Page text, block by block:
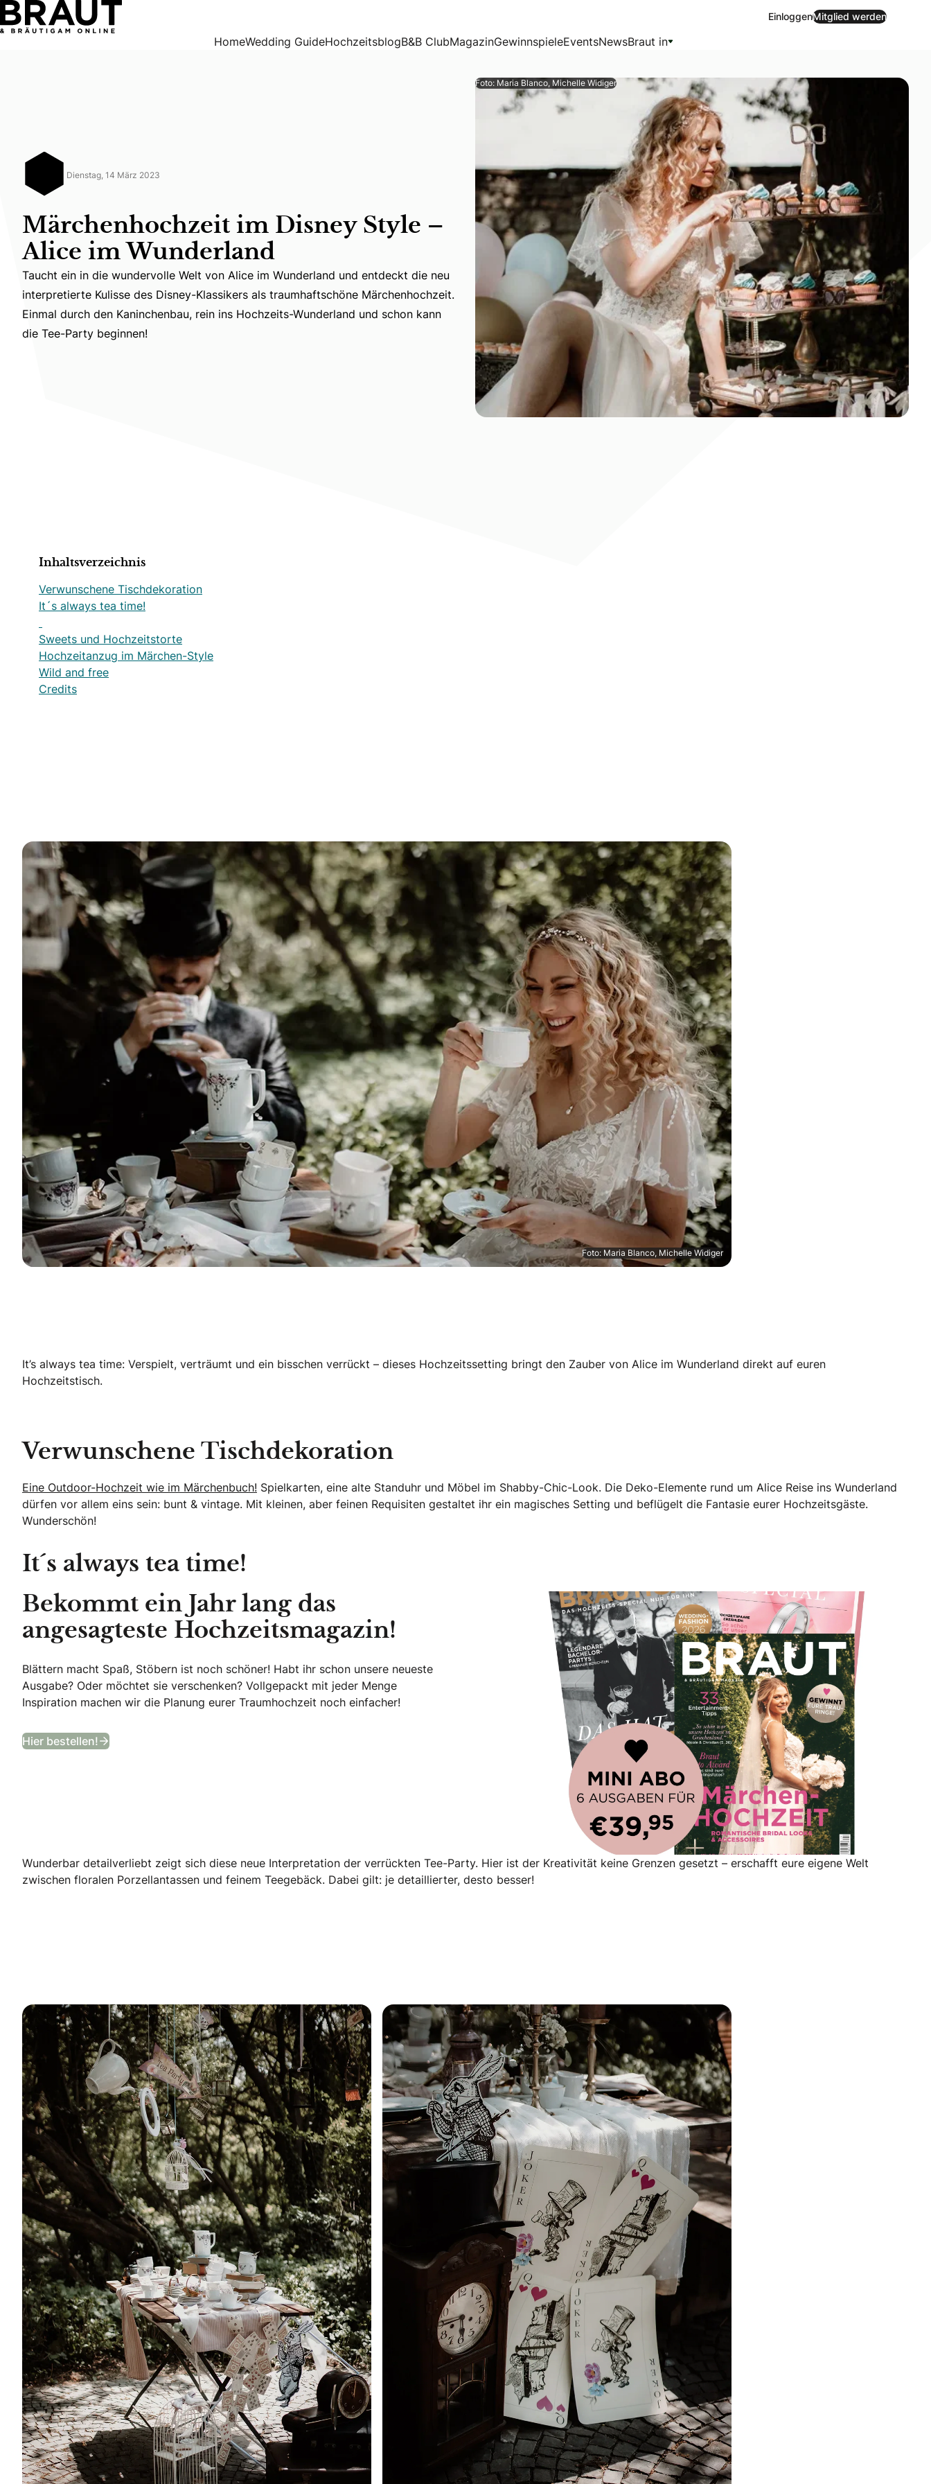
Märchenhochzeit im Disney Style – Alice im Wunderland
EinloggenMitglied werden
HomeWedding GuideHochzeitsblogB&B ClubMagazinGewinnspieleEventsNewsBraut in
Dienstag, 14 März 2023
Märchenhochzeit im Disney Style –
Alice im Wunderland
Taucht ein in die wundervolle Welt von Alice im Wunderland und entdeckt die neu interpretierte Kulisse des Disney-Klassikers als traumhaftschöne Märchenhochzeit.
Taucht ein in die wundervolle Welt von Alice im Wunderland und entdeckt die neu
interpretierte Kulisse des Disney-Klassikers als traumhaftschöne Märchenhochzeit.
Einmal durch den Kaninchenbau, rein ins Hochzeits-Wunderland und schon kann
die Tee-Party beginnen!
Foto: Maria Blanco, Michelle Widiger
Inhaltsverzeichnis
Verwunschene Tischdekoration
It´s always tea time!
Sweets und Hochzeitstorte
Hochzeitanzug im Märchen-Style
Wild and free
Credits
Foto: Maria Blanco, Michelle Widiger
It’s always tea time: Verspielt, verträumt und ein bisschen verrückt – dieses Hochzeitssetting bringt den Zauber von Alice im Wunderland direkt auf euren
Hochzeitstisch.
Verwunschene Tischdekoration
Eine Outdoor-Hochzeit wie im Märchenbuch! Spielkarten, eine alte Standuhr und Möbel im Shabby-Chic-Look. Die Deko-Elemente rund um Alice Reise ins Wunderland
dürfen vor allem eins sein: bunt & vintage. Mit kleinen, aber feinen Requisiten gestaltet ihr ein magisches Setting und beflügelt die Fantasie eurer Hochzeitsgäste.
Wunderschön!
It´s always tea time!
Bekommt ein Jahr lang das
angesagteste Hochzeitsmagazin!
Blättern macht Spaß, Stöbern ist noch schöner! Habt ihr schon unsere neueste
Ausgabe? Oder möchtet sie verschenken? Vollgepackt mit jeder Menge
Inspiration machen wir die Planung eurer Traumhochzeit noch einfacher!
Hier bestellen!
Wunderbar detailverliebt zeigt sich diese neue Interpretation der verrückten Tee-Party. Hier ist der Kreativität keine Grenzen gesetzt – erschafft eure eigene Welt
zwischen floralen Porzellantassen und feinem Teegebäck. Dabei gilt: je detaillierter, desto besser!